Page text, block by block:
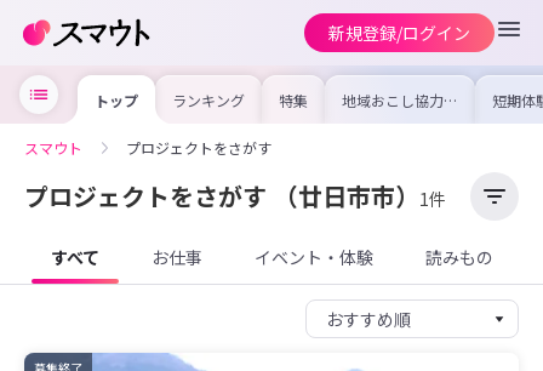
新規登録/ログイン
トップ ランキング 特集 地域おこし協力隊
の求人やイベント
を集めました！仕
けよう
短期体
り〜数
域を知
スマウト プロジェクトをさがす
プロジェクトをさがす （廿日市市） 1件
すべて お仕事 イベント・体験 読みもの